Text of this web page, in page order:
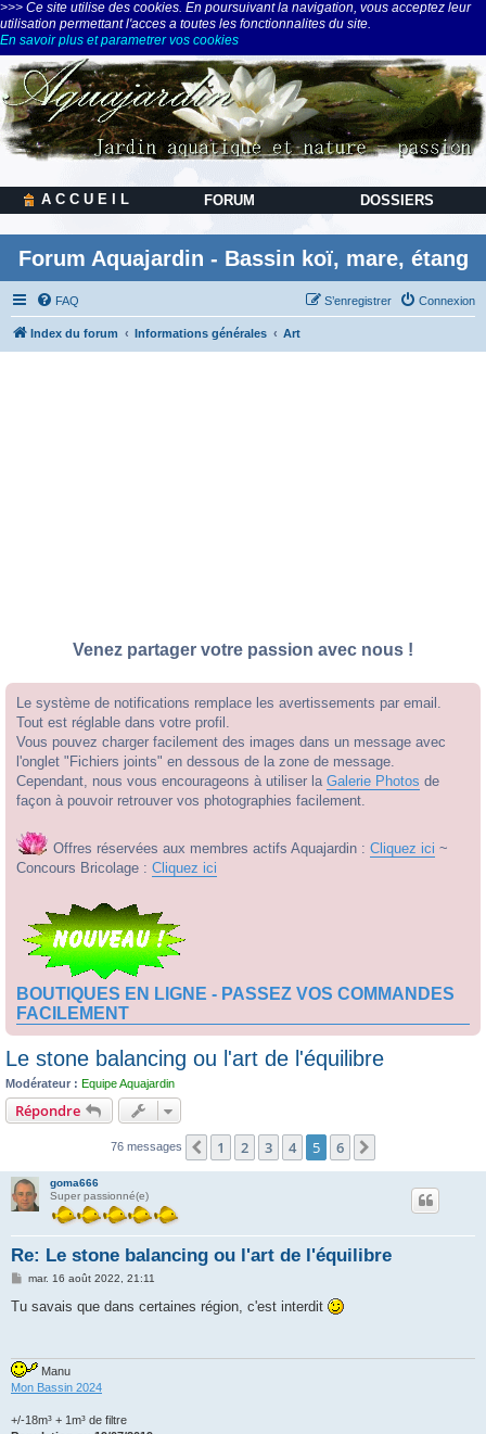
>>> Ce site utilise des cookies. En poursuivant la navigation, vous acceptez leur
utilisation permettant l'acces a toutes les fonctionnalites du site.
En savoir plus et parametrer vos cookies
A C C U E I L FORUM DOSSIERS
Forum Aquajardin - Bassin koï, mare, étang
FAQ Connexion
S’enregistrer
Index du forum Informations générales Art
Venez partager votre passion avec nous !
Le système de notifications remplace les avertissements par email.
Tout est réglable dans votre profil.
Vous pouvez charger facilement des images dans un message avec
l'onglet "Fichiers joints" en dessous de la zone de message.
Cependant, nous vous encourageons à utiliser la Galerie Photos de
façon à pouvoir retrouver vos photographies facilement.
Offres réservées aux membres actifs Aquajardin : Cliquez ici ~
Concours Bricolage : Cliquez ici
BOUTIQUES EN LIGNE - PASSEZ VOS COMMANDES
FACILEMENT
Le stone balancing ou l'art de l'équilibre
Modérateur : Equipe Aquajardin
Répondre
76 messages Précédente
1 2 3 4 5 6
goma666
Super passionné(e)
Re: Le stone balancing ou l'art de l'équilibre
M
s
mar. 16 août 2022, 21:11
Tu savais que dans certaines région, c'est interdit
Manu
Mon Bassin 2024
+/-18m³ + 1m³ de filtre